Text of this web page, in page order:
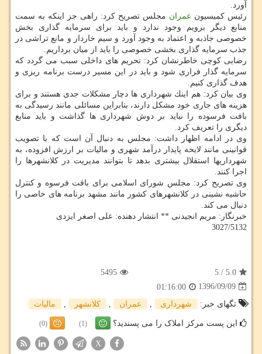
آورد.
رئیس كمیسیون عمران مجلس تصریح كرد: راهی جز اینكه به سمت
منابع دیگر برویم وجود ندارد و باید برای سرمایه گذاری بخش
خصوصی جاذبه و اعتماد به وجود آورد و سیم خاردار و مانع تراشی در
جذب سرمایه گذاری بخشی خصوصی را باید از میان برداریم.
رضایی كوچی خاطرنشان كرد: تحریم های داخلی سبب می گردد كه
سرمایه گذار فراری شود و باید در این مسیر درست برنامه ریزی و
هدف گذاری كنیم.
وی بیان كرد: هم اینك شهرداری ها دچار مشكلات جدی هستند و برای
هزینه های جاری خود مشكل دارند، بنابراین مسائلی مانند رسیدگی به
بافت فرسوده را نباید بر دوش شهرداری ها گذاشت و باید منابع
دیگری را تعریف كرد.
وی در ادامه اظهار داشت: مجلس به دنبال آن است كه با تصویب
قوانینی مانند لایحه پایدار درآمد شهری و مالیات بر ارزش افزوده، به
شهرداریها استقلال بیشتری بدهد تا بتوانند مدیریت در كلانشهرها را
اجرا كنند.
وی تصریح كرد: مجلس شورای اسلامی برای بافت فرسوه و كنترل
حاشیه نشینی در كلانشهرهای كشور مانند مشهد برنامه های خاصی را
دنبال می كند.
خبرنگار: مریم انجیدنی ** انتشار دهنده: علی اصغر ایزدی
3027/5132
5.0
/
5
5495
1396/09/09
01:16:00
تگهای خبر:
شهرداری , عمران , كلانشهر , مالیات
این پست مرکز املاک را می پسندید؟ (1)
(0)
X